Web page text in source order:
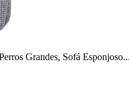
Grandes, Sofá Esponjoso...